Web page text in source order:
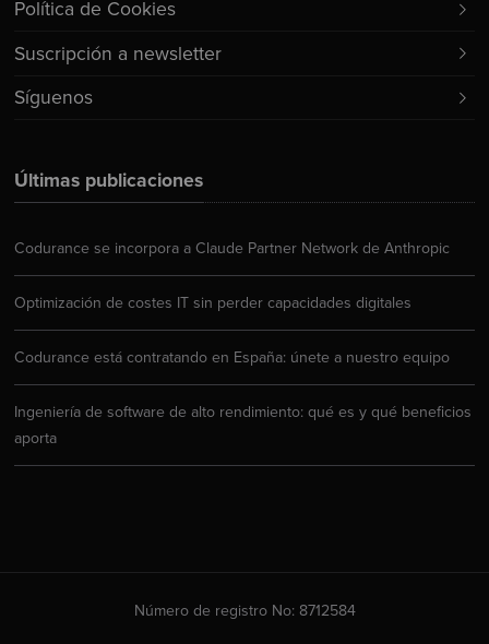
Últimas publicaciones
Codurance se incorpora a Claude Partner Network de Anthropic
Optimización de costes IT sin perder capacidades digitales
Codurance está contratando en España: únete a nuestro equipo
Ingeniería de software de alto rendimiento: qué es y qué beneficios
aporta
Política de Cookies
Suscripción a newsletter
Síguenos
Número de registro No: 8712584